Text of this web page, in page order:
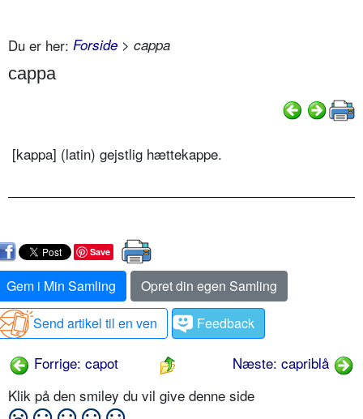
Du er her: Forside > cappa
cappa
[kappa] (latin) gejstlig hættekappe.
Save
Gem i Min Samling
Opret din egen Samling
Send artikel til en ven
Feedback
Forrige: capot
Næste: capriblå
Klik på den smiley du vil give denne side